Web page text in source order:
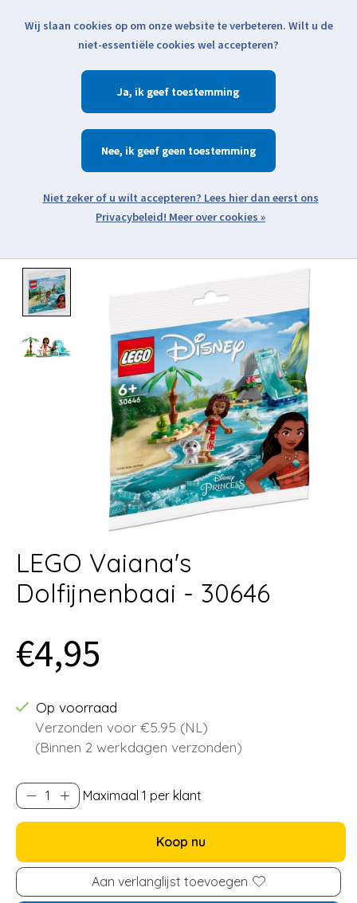
Klik voor actuele verzendinformatie...
Verlanglijst
Zoeken
Open webshop menu
LEGO Vaiana's
Dolfijnenbaai - 30646
€4,95
Op voorraad
Verzonden voor €5.95 (NL)
(Binnen 2 werkdagen verzonden)
Maximaal 1 per klant
Koop nu
Aan verlanglijst toevoegen
Wij slaan cookies op om onze website te verbeteren. Wilt u de
niet-essentiële cookies wel accepteren?
Ja
Nee
Meer over cookies »